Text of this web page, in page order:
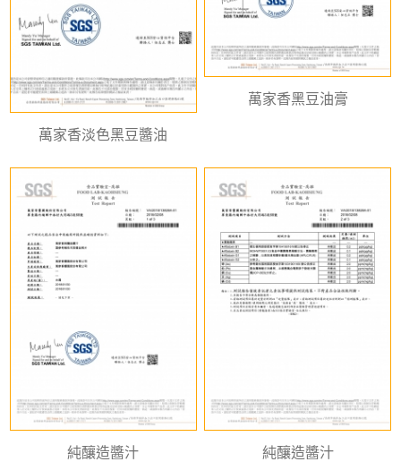
萬家香淡色黑豆醬油
萬家香黑豆油膏
純釀造醬汁 純釀造醬汁